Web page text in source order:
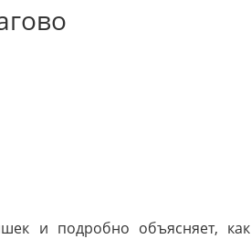
и подробно объясняет, как